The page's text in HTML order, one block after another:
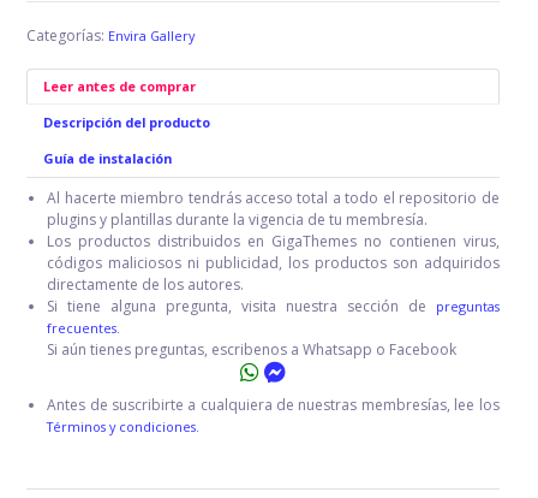
Categorías: Envira Gallery
Leer antes de comprar
Descripción del producto
Guía de instalación
Al hacerte miembro tendrás acceso total a todo el repositorio de
plugins y plantillas durante la vigencia de tu membresía.
Los productos distribuidos en GigaThemes no contienen virus,
códigos maliciosos ni publicidad, los productos son adquiridos
directamente de los autores.
Si tiene alguna pregunta, visita nuestra sección de
preguntas
frecuentes.
Si aún tienes preguntas, escribenos a Whatsapp o Facebook
Antes de suscribirte a cualquiera de nuestras membresías, lee los
Términos y condiciones.